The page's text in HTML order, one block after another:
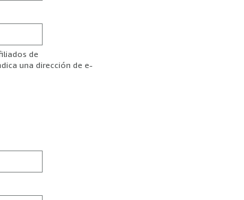
de
una dirección de e-